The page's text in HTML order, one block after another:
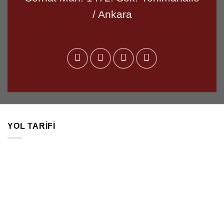
/ Ankara
YOL TARIFI